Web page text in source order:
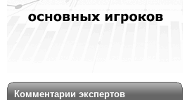
Комментарии экспертов